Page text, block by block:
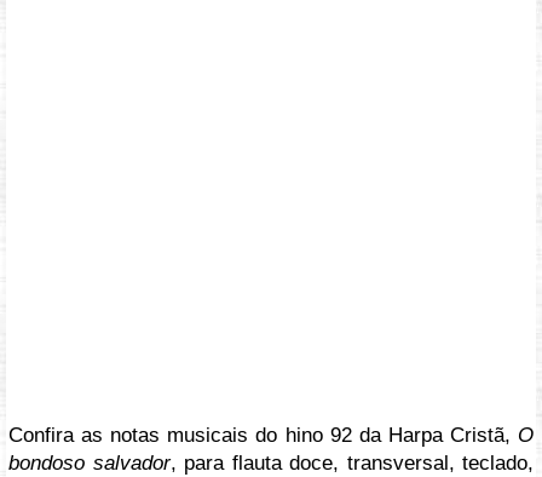
Confira as notas musicais do hino 92 da Harpa Cristã, O
bondoso salvador, para flauta doce, transversal, teclado,